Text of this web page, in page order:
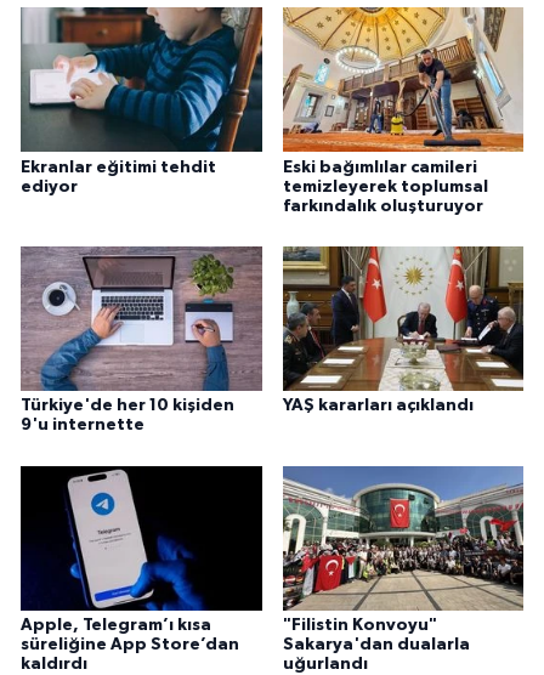
Ekranlar eğitimi tehdit
ediyor
Eski bağımlılar camileri
temizleyerek toplumsal
farkındalık oluşturuyor
Türkiye'de her 10 kişiden
9'u internette
YAŞ kararları açıklandı
Apple, Telegram’ı kısa
süreliğine App Store’dan
kaldırdı
"Filistin Konvoyu"
Sakarya'dan dualarla
uğurlandı
Niğde Müftülüğü
Ordu Müftülüğü
Osmaniye Müftülüğü
Rize Müftülüğü
Sakarya Müftülüğü
Samsun Müftülüğü
Siirt Müftülüğü
Sinop Müftülüğü
Sivas Müftülüğü
Şanlıurfa Müftülüğü